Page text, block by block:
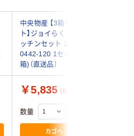
中央物産 【3箱セッ
ト】ジョイらくらくキ
ッチンセット 23-
0442-120 1セット(3
箱)（直送品）
￥5,835 （税込）
数量
カゴへ